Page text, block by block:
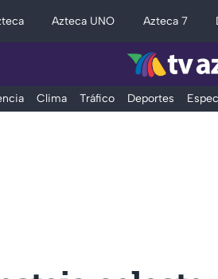
Azteca UNO Azteca 7
Clima Tráfico Deportes